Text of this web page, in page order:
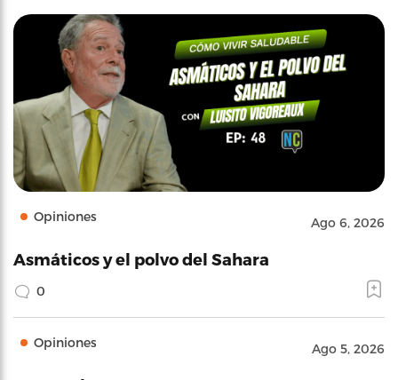
Opiniones Ago 6, 2026
Asmáticos y el polvo del Sahara
0
Opiniones Ago 5, 2026